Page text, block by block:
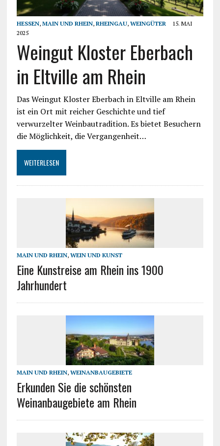
HESSEN, MAIN UND RHEIN, RHEINGAU, WEINGÜTER
15. MAI
2025
Weingut Kloster Eberbach
in Eltville am Rhein
Das Weingut Kloster Eberbach in Eltville am Rhein
ist ein Ort mit reicher Geschichte und tief
verwurzelter Weinbautradition. Es bietet Besuchern
die Möglichkeit, die Vergangenheit…
WEITERLESEN
MAIN UND RHEIN, WEIN UND KUNST
Eine Kunstreise am Rhein ins 1900
Jahrhundert
MAIN UND RHEIN, WEINANBAUGEBIETE
Erkunden Sie die schönsten
Weinanbaugebiete am Rhein